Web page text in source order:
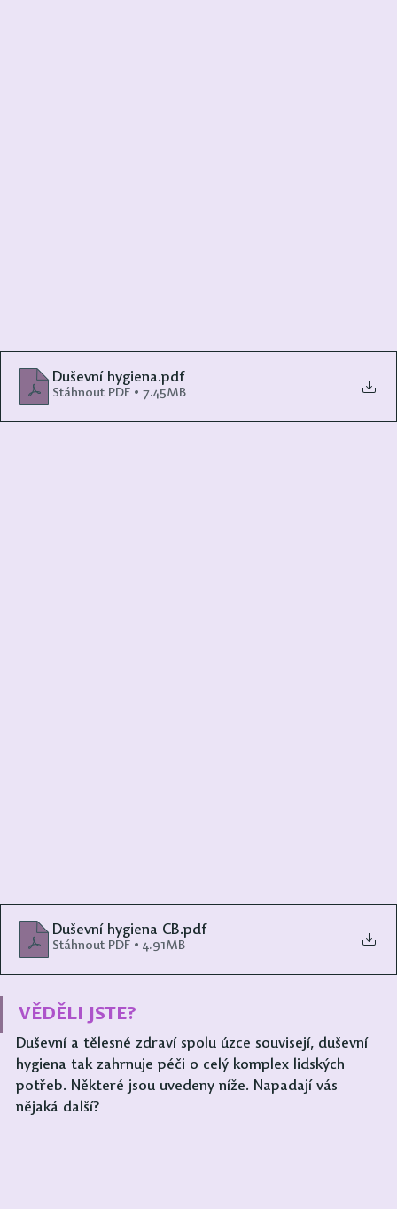
Duševní hygiena.pdf
Stáhnout PDF • 7.45MB
Duševní hygiena CB.pdf
Stáhnout PDF • 4.91MB
VĚDĚLI JSTE?
Duševní a tělesné zdraví spolu úzce souvisejí, duševní
hygiena tak zahrnuje péči o celý komplex lidských
potřeb. Některé jsou uvedeny níže. Napadají vás
nějaká další?